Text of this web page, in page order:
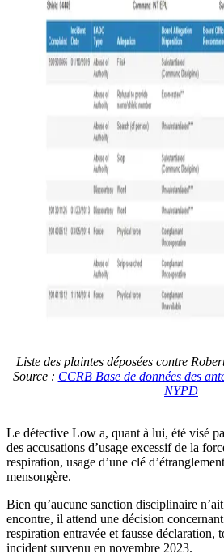
Liste des plaintes déposées contre
Source : CCRB Base de données des
NYPD
Le détective Low a, quant à lui, été visé
des accusations d’usage excessif de la
respiration, usage d’une clé
mensongère.
Bien qu’aucune sanction disciplinaire
encontre, il attend une décision
respiration entravée et fausse déclaration,
incident survenu en novembre 2023.